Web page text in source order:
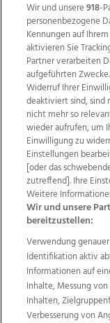
Wir über uns
Datenschutz
AGB Website
Weitere
TV1 di-
Life Radio
OÖN Karriere
Regionaljobs
Wir und unsere918-
personenbezogene
Kennungen auf
aktivieren Sie
Partner verarbeiten
aufgeführten
Widerruf Ihrer
deaktiviert sind, sind
nicht mehr so
wieder aufrufen, um
Einwilligung zu
Einstellungen
[oder das
zutreffend]. Ihre
Weitere
Wir und unsere
bereitzustellen:
Verwendung
Identifikation aktiv
Informationen auf
Inhalte, Messung
Inhalten,
Verbesserung von